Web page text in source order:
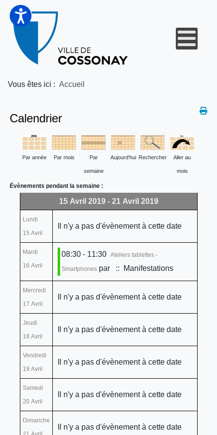
Vous êtes ici : Accueil
Calendrier
Par année Par mois Par
semaine
Aujourd'hui Rechercher Aller au
mois
Évènements pendant la semaine :
15 Avril 2019 - 21 Avril 2019
Lundi
15 Avril
Il n'y a pas d'évènement à cette date
Mardi
16 Avril
08:30 - 11:30 Ateliers tablettes -
Smartphonespar :: Manifestations
Mercredi
17 Avril
Il n'y a pas d'évènement à cette date
Jeudi
18 Avril
Il n'y a pas d'évènement à cette date
Vendredi
19 Avril
Il n'y a pas d'évènement à cette date
Samedi
20 Avril
Il n'y a pas d'évènement à cette date
Dimanche
Il n'y a pas d'évènement à cette date